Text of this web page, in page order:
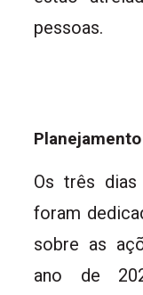
pessoas.
Os três
foram
sobre as
ano de